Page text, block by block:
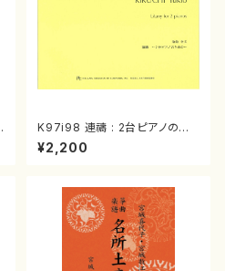
K97i98 連禱 : 2台ピアノのた
めの（2 Pianos / 菊池 幸夫 /
楽譜）
¥2,200